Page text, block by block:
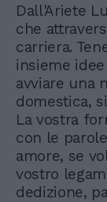
Dall'Ariete
che
carriera.
insieme
avviare una
domestica,
La vostra
con le
amore, se
vostro
dedizione,